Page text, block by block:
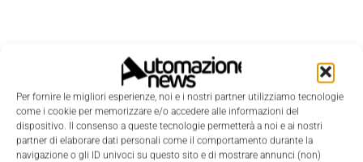
Per fornire le migliori esperienze, noi e i nostri partner utilizziamo tecnologie
come i cookie per memorizzare e/o accedere alle informazioni del
dispositivo. Il consenso a queste tecnologie permetterà a noi e ai nostri
partner di elaborare dati personali come il comportamento durante la
navigazione o gli ID univoci su questo sito e di mostrare annunci (non)